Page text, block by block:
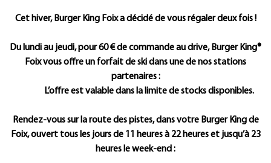
Cet hiver, Burger King Foix a décidé de vous régaler deux fois !
Du lundi au jeudi, pour 60 € de commande au drive, Burger King®
Foix vous offre un forfait de ski dans une de nos stations
partenaires :
L’offre est valable dans la limite de stocks disponibles.
Rendez-vous sur la route des pistes, dans votre Burger King de
Foix, ouvert tous les jours de 11 heures à 22 heures et jusqu’à 23
heures le week-end :